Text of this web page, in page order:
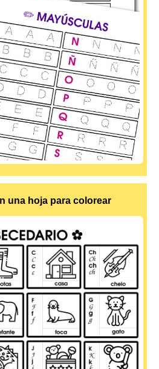
una hoja para colorear